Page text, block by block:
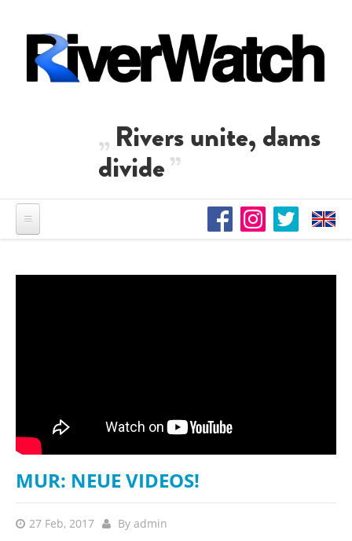
Rivers unite, dams
divide
MUR: NEUE VIDEOS!
27 Feb, 2017 By admin